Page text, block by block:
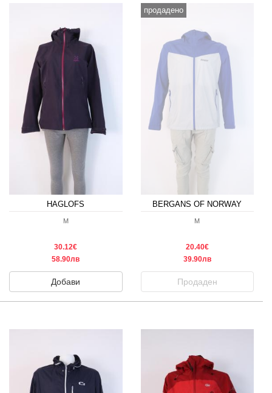
HAGLOFS
M
30.12€
58.90лв
Добави
продадено
BERGANS OF NORWAY
M
20.40€
39.90лв
Продаден